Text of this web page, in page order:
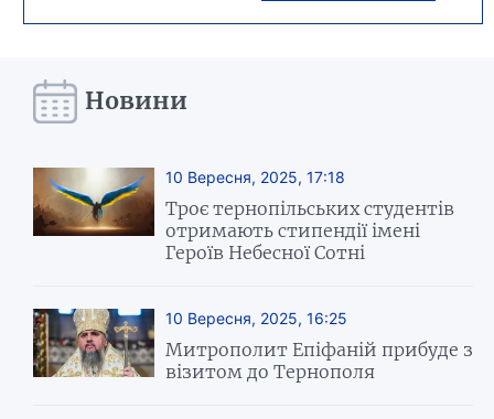
Новини
10 Вересня, 2025, 17:18
Троє тернопільських студентів
отримають стипендії імені
Героїв Небесної Сотні
10 Вересня, 2025, 16:25
Митрополит Епіфаній прибуде з
візитом до Тернополя